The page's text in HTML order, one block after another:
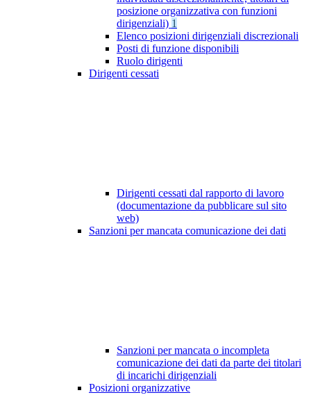
posizione organizzativa con funzioni
dirigenziali) 1
Elenco posizioni dirigenziali discrezionali
Posti di funzione disponibili
Ruolo dirigenti
Dirigenti cessati
Dirigenti cessati dal rapporto di lavoro
(documentazione da pubblicare sul sito
web)
Sanzioni per mancata comunicazione dei dati
Sanzioni per mancata o incompleta
comunicazione dei dati da parte dei titolari
di incarichi dirigenziali
Posizioni organizzative